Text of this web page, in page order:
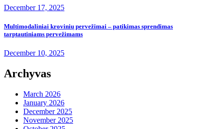
December 17, 2025
Multimodaliniai krovinių pervežimai – patikimas sprendimas
tarptautiniams pervežimams
December 10, 2025
Archyvas
March 2026
January 2026
December 2025
November 2025